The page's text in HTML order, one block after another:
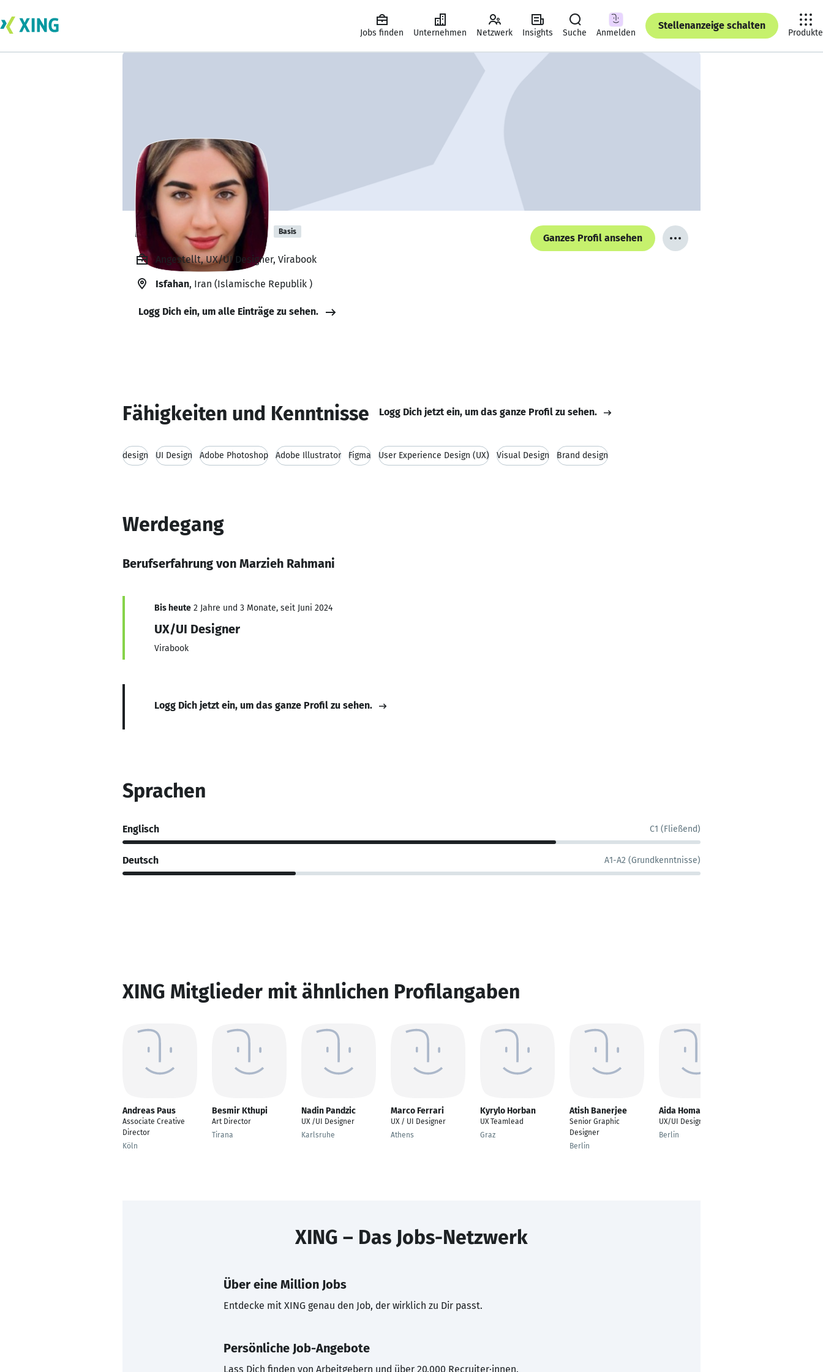
Jobs finden Unternehmen Netzwerk Insights Suche Anmelden
Stellenanzeige schalten
Produkte
Marzieh Rahmani Basis
Ganzes Profil ansehen
Angestellt, UX/UI Designer, Virabook
Isfahan, Iran (Islamische Republik )
Logg Dich ein, um alle Einträge zu sehen.
Fähigkeiten und Kenntnisse Logg Dich jetzt ein, um das ganze Profil zu sehen.
design UI Design Adobe Photoshop Adobe Illustrator Figma User Experience Design (UX) Visual Design Brand design
Werdegang
Berufserfahrung von Marzieh Rahmani
Bis heute 2 Jahre und 3 Monate, seit Juni 2024
UX/UI Designer
Virabook
Logg Dich jetzt ein, um das ganze Profil zu sehen.
Sprachen
Englisch C1 (Fließend)
Deutsch A1-A2 (Grundkenntnisse)
XING Mitglieder mit ähnlichen Profilangaben
Andreas Paus
Associate Creative
Director
Köln
Besmir Kthupi
Art Director
Tirana
Nadin Pandzic
UX /UI Designer
Karlsruhe
Marco Ferrari
UX / UI Designer
Athens
Kyrylo Horban
UX Teamlead
Graz
Atish Banerjee
Senior Graphic
Designer
Berlin
Aida Homayouni
UX/UI Designer
Berlin
XING – Das Jobs-Netzwerk
Über eine Million Jobs
Entdecke mit XING genau den Job, der wirklich zu Dir passt.
Persönliche Job-Angebote
Lass Dich finden von Arbeitgebern und über 20.000 Recruiter·innen.